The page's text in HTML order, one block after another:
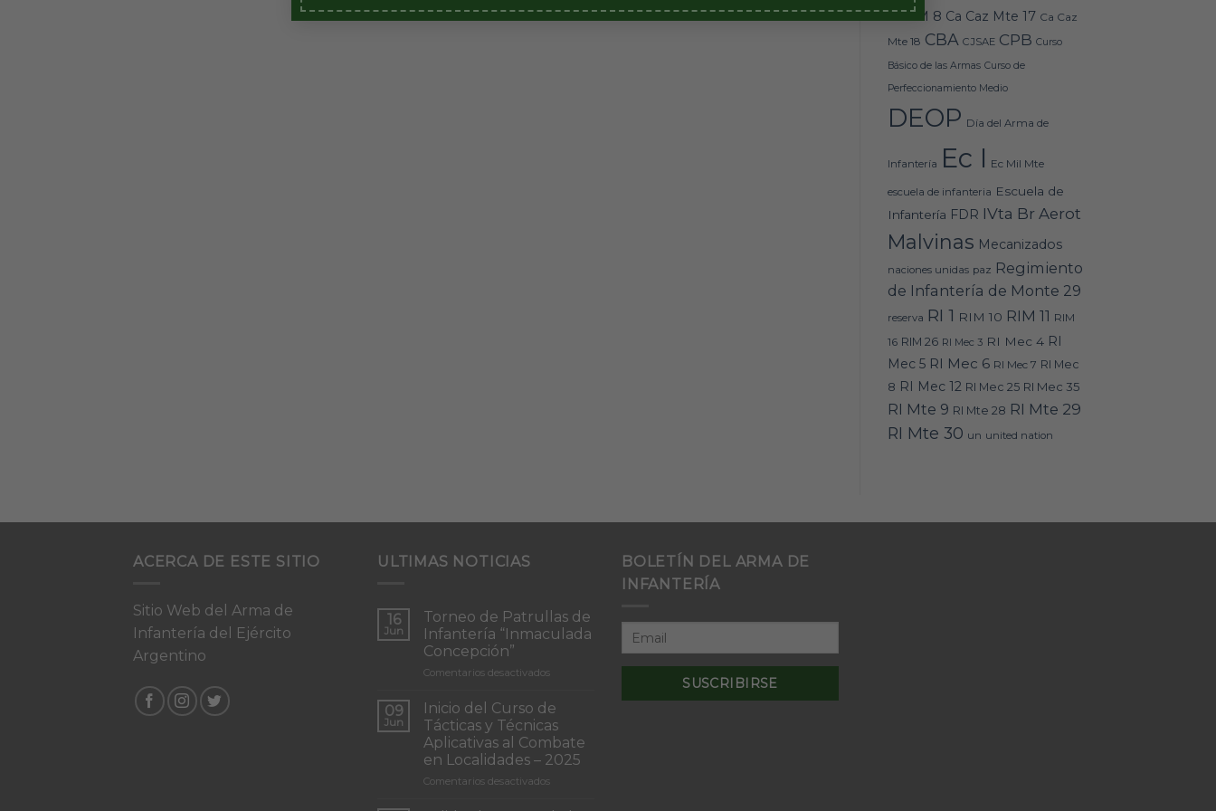
Caz M 8 Ca Caz Mte 17 Ca Caz
Mte 18 CBA CJSAE CPB Curso
Básico de las Armas Curso de
Perfeccionamiento Medio
DEOP Día del Arma de
Infantería Ec I Ec Mil Mte
escuela de infanteria Escuela de
Infantería FDR IVta Br Aerot
Malvinas Mecanizados
naciones unidas paz Regimiento
de Infantería de Monte 29
reserva RI 1 RIM 10 RIM 11 RIM
16 RIM 26 RI Mec 3 RI Mec 4 RI
Mec 5 RI Mec 6 RI Mec 7 RI Mec
8 RI Mec 12 RI Mec 25 RI Mec 35
RI Mte 9 RI Mte 28 RI Mte 29
RI Mte 30 un united nation
ACERCA DE ESTE SITIO
Sitio Web del Arma de
Infantería del Ejército
Argentino
ULTIMAS NOTICIAS
16
Jun
Torneo de Patrullas de
Infantería “Inmaculada
Concepción”
Comentarios desactivadosen
de
de
Infantería
“Inmaculada
09
Jun
Inicio del Curso de
Tácticas y Técnicas
Aplicativas al Combate
en Localidades – 2025
Comentarios desactivadosen
BOLETÍN DEL ARMA DE
INFANTERÍA